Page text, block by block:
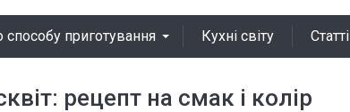
способу приготування Кухні світу Статті
рецепт на смак і колір